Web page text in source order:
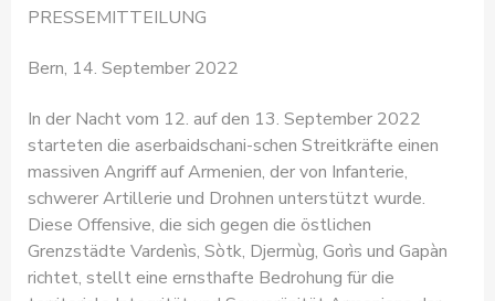
PRESSEMITTEILUNG
Bern, 14. September 2022
In der Nacht vom 12. auf den 13. September 2022
starteten die aserbaidschani-schen Streitkräfte einen
massiven Angriff auf Armenien, der von Infanterie,
schwerer Artillerie und Drohnen unterstützt wurde.
Diese Offensive, die sich gegen die östlichen
Grenzstädte Vardenìs, Sòtk, Djermùg, Gorìs und Gapàn
richtet, stellt eine ernsthafte Bedrohung für die